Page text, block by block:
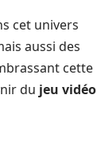
cet univers
aussi des
cette
du jeu vidéo